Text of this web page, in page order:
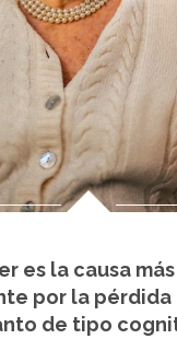
es la causa
por la pérdida
de tipo